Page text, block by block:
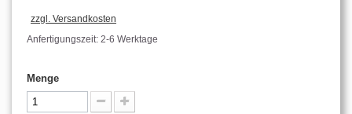
zzgl. Versandkosten
Anfertigungszeit: 2-6 Werktage
Menge